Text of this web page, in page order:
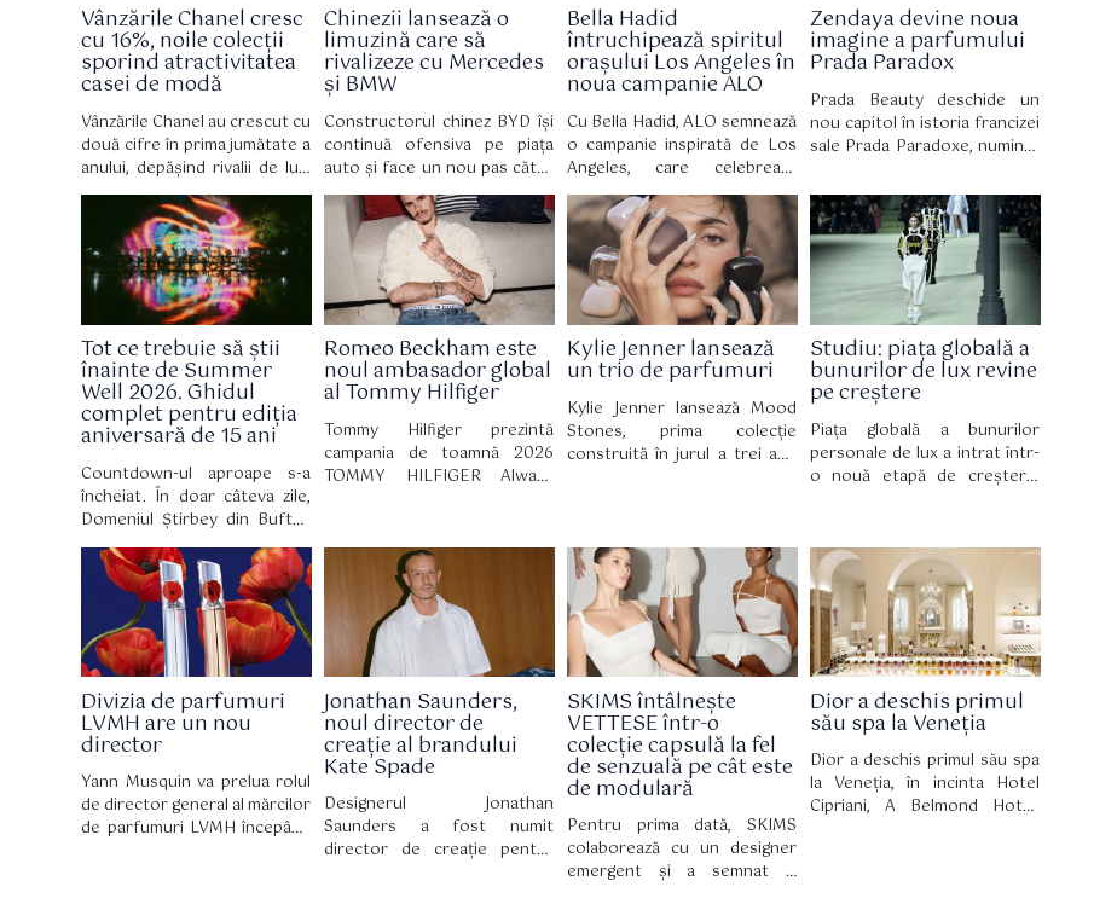
Vânzările Chanel cresc
cu 16%, noile colecții
sporind atractivitatea
casei de modă
Vânzările Chanel au crescut cu
două cifre în prima jumătate a
anului, depășind rivalii de lux,
inclusiv LVMH, deoarece
cumpărătorii bogați au
cheltuit o grămadă de bani pe
noile creații de modă ale
designerului Matthieu Blazy.
Chinezii lansează o
limuzină care să
rivalizeze cu Mercedes
și BMW
Constructorul chinez BYD își
continuă ofensiva pe piața
auto și face un nou pas către
segmentul premium, odată cu
lansarea modelului Da Han, o
limuzină electrică de mari
dimensiuni care țintește
direct rivali consacrați precum
Mercedes S-Class, Mercedes
EQS și BMW Seria 7.
Bella Hadid
întruchipează spiritul
orașului Los Angeles în
noua campanie ALO
Cu Bella Hadid, ALO semnează
o campanie inspirată de Los
Angeles, care celebrează
bunăstarea autentică, bazată
pe echilibru, mișcare și
acceptare de sine.
Zendaya devine noua
imagine a parfumului
Prada Paradox
Prada Beauty deschide un
nou capitol în istoria francizei
sale Prada Paradoxe, numind-
global. Mai mult decât un
simplu parteneriat, această
colaborare celebrează o
personalitate multifațetată,
perfect aliniată cu lumea casei
de modă italiene, însoțind
totodată lansarea parfumului
Prada Paradoxe Sweet
Chemistry Eau de Parfum, o
nouă creație olfactivă cu o
semnătură fructată și florală.
Tot ce trebuie să știi
înainte de Summer
Well 2026. Ghidul
complet pentru ediția
aniversară de 15 ani
Countdown-ul aproape s-a
încheiat. În doar câteva zile,
Domeniul Știrbey din Buftea
devine din nou locul în care
zeci de mii de oameni vin
pentru trei zile de muzică,
artă, nopți lungi și experiențe
care definesc vara. La 15 ani
de la prima ediție, Summer
Well revine cu un line-up
eclectic și un univers
construit în jurul culturii
contemporane.
Romeo Beckham este
noul ambasador global
al Tommy Hilfiger
Tommy Hilfiger prezintă
campania de toamnă 2026
TOMMY HILFIGER Always
filmată în cadrul hotelului The
Mark, unde stilul newyorkez și
influența culturală se
întâlnesc.
Kylie Jenner lansează
un trio de parfumuri
Kylie Jenner lansează Mood
Stones, prima colecție
construită în jurul a trei ape
Cosmetics, iar din 2 august
este disponibilă și în
magazinele partenerilor..
Studiu: piața globală a
bunurilor de lux revine
pe creștere
Piața globală a bunurilor
personale de lux a intrat într-
o nouă etapă de creștere,
de-a 12-a ediții a raportului
True Luxury Global Consumer
Insights, realizat de Boston
Consulting Group (BCG)
pentru Altagamma.
Divizia de parfumuri
LVMH are un nou
director
Yann Musquin va prelua rolul
de director general al mărcilor
de parfumuri LVMH începând
Jonathan Saunders,
noul director de
creație al brandului
Kate Spade
Designerul Jonathan
Saunders a fost numit
director de creație pentru
SKIMS întâlnește
VETTESE într-o
colecție capsulă la fel
de senzuală pe cât este
de modulară
Pentru prima dată, SKIMS
colaborează cu un designer
emergent și a semnat o
Dior a deschis primul
său spa la Veneția
Dior a deschis primul său spa
la Veneția, în incinta Hotel
Cipriani, A Belmond Hotel,